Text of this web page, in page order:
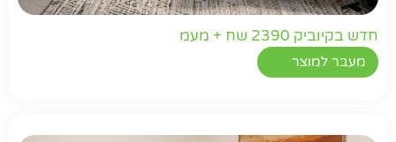
חדש בקיוביק 2390 שח + מעמ
מעבר למוצר